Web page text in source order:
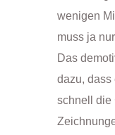
wenigen
muss ja
Das
dazu, dass
schnell die